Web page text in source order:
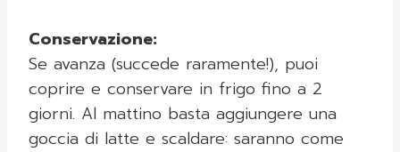
Conservazione:
Se avanza (succede raramente!), puoi
coprire e conservare in frigo fino a 2
giorni. Al mattino basta aggiungere una
goccia di latte e scaldare: saranno come